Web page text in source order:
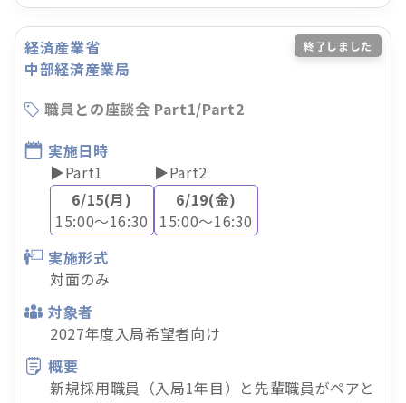
経済産業省
中部経済産業局
職員との座談会 Part1/Part2
実施日時
▶Part1
6/15(月)
15:00～16:30
▶Part2
6/19(金)
15:00～16:30
実施形式
対面のみ
対象者
2027年度入局希望者向け
概要
新規採用職員（入局1年目）と先輩職員がペアと
終了しました